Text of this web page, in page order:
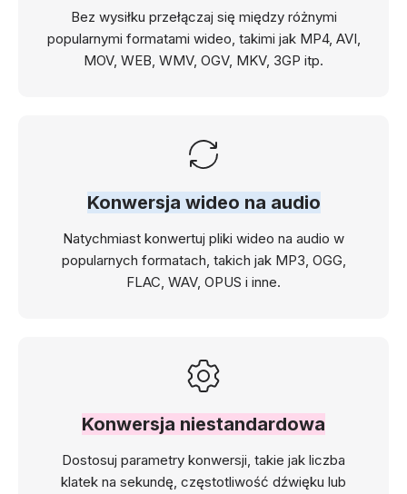
Bez wysiłku przełączaj się między różnymi
popularnymi formatami wideo, takimi jak MP4, AVI,
MOV, WEB, WMV, OGV, MKV, 3GP itp.
Konwersja wideo na audio
Natychmiast konwertuj pliki wideo na audio w
popularnych formatach, takich jak MP3, OGG,
FLAC, WAV, OPUS i inne.
Konwersja niestandardowa
Dostosuj parametry konwersji, takie jak liczba
klatek na sekundę, częstotliwość dźwięku lub